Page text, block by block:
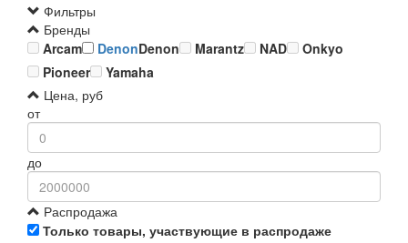
Фильтры
Бренды
Arcam
DenonDenon Marantz NAD
Onkyo
Pioneer
Yamaha
Цена, руб
от
до
Распродажа
Только товары, участвующие в распродаже